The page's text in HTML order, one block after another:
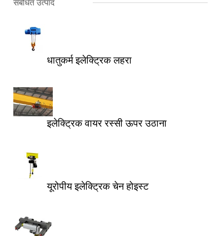
संबंधित उत्पाद
धातुकर्म इलेक्ट्रिक लहरा
इलेक्ट्रिक वायर रस्सी ऊपर उठाना
यूरोपीय इलेक्ट्रिक चेन होइस्ट